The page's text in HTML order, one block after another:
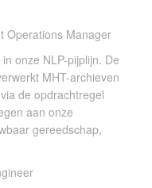
Operations Manager
onze NLP-pijplijn. De
MHT-archieven
de opdrachtregel
aan onze
gereedschap,